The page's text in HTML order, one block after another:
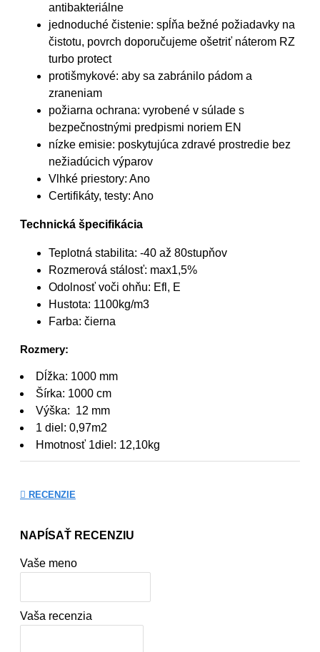
antibakteriálne
jednoduché čistenie: spĺňa bežné požiadavky na
čistotu, povrch doporučujeme ošetriť náterom RZ
turbo protect
protišmykové: aby sa zabránilo pádom a
zraneniam
požiarna ochrana: vyrobené v súlade s
bezpečnostnými predpismi noriem EN
nízke emisie: poskytujúca zdravé prostredie bez
nežiadúcich výparov
Vlhké priestory: Ano
Certifikáty, testy: Ano
Technická špecifikácia
Teplotná stabilita: -40 až 80stupňov
Rozmerová stálosť: max1,5%
Odolnosť voči ohňu: Efl, E
Hustota: 1100kg/m3
Farba: čierna
Rozmery:
Dĺžka: 1000 mm
Šírka: 1000 cm
Výška: 12 mm
1 diel: 0,97m2
Hmotnosť 1diel: 12,10kg
RECENZIE
NAPÍSAŤ RECENZIU
Vaše meno
Vaša recenzia